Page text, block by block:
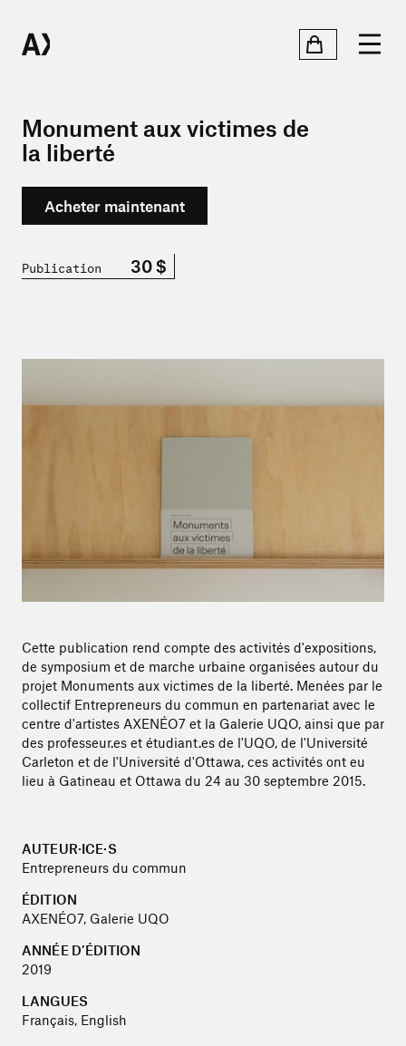
Monument aux victimes de
la liberté
Acheter maintenant
Publication 30 $
Cette publication rend compte des activités d'expositions,
de symposium et de marche urbaine organisées autour du
projet Monuments aux victimes de la liberté. Menées par le
collectif Entrepreneurs du commun en partenariat avec le
centre d'artistes AXENÉO7 et la Galerie UQO, ainsi que par
des professeur.es et étudiant.es de l'UQO, de l'Université
Carleton et de l'Université d'Ottawa, ces activités ont eu
lieu à Gatineau et Ottawa du 24 au 30 septembre 2015.
AUTEUR·ICE·S
Entrepreneurs du commun
ÉDITION
AXENÉO7, Galerie UQO
ANNÉE D’ÉDITION
2019
LANGUES
Français, English